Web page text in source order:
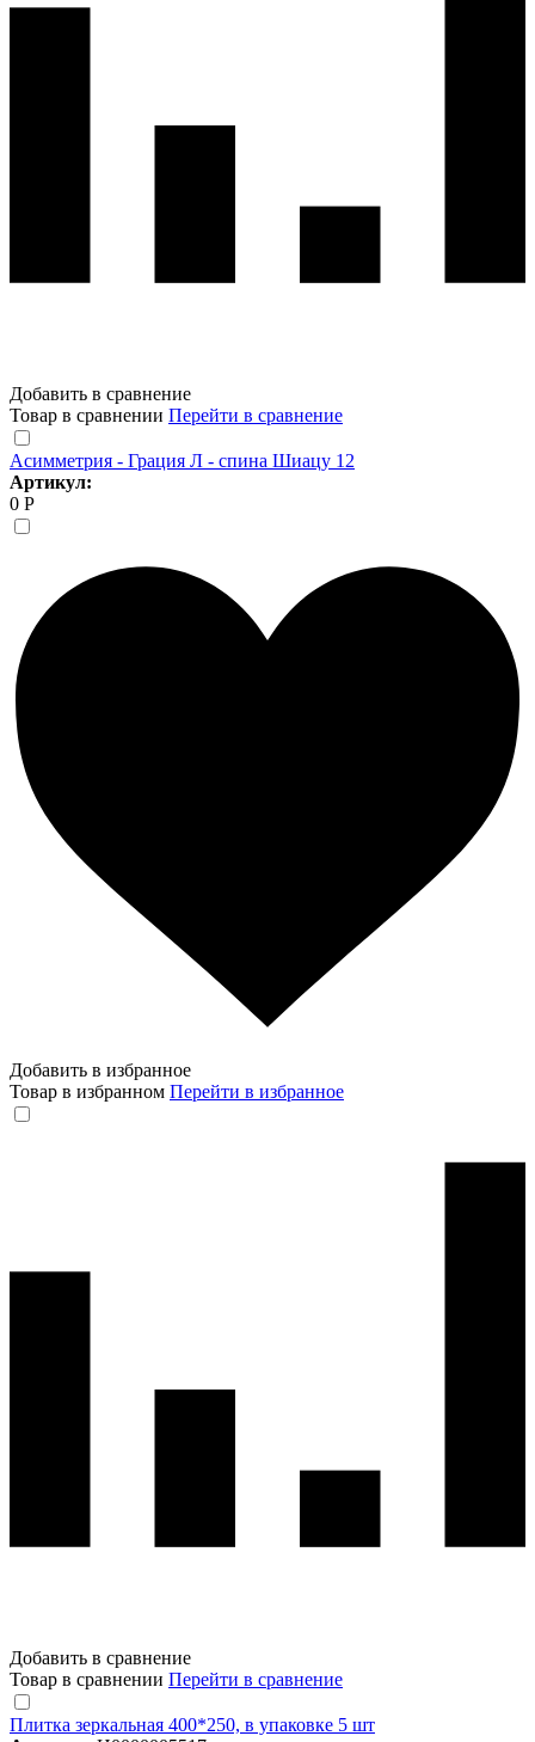
Добавить в сравнение
Товар в сравнении Перейти в сравнение
Асимметрия - Грация Л - спина Шиацу 12
Артикул:
0 Р
Добавить в избранное
Товар в избранном Перейти в избранное
Добавить в сравнение
Товар в сравнении Перейти в сравнение
Плитка зеркальная 400*250, в упаковке 5 шт